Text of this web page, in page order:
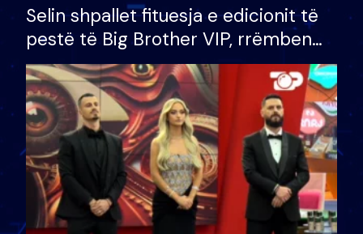
Selin shpallet fituesja e edicionit të
pestë të Big Brother VIP, rrëmben
çmimin e madh prej 100 mijë eurosh